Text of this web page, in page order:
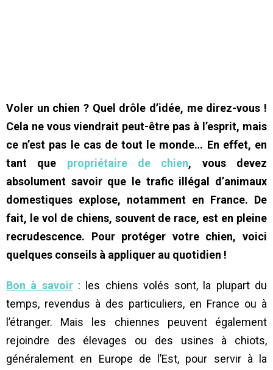
Voler un chien ? Quel drôle d’idée, me direz-vous !
Cela ne vous viendrait peut-être pas à l’esprit, mais
ce n’est pas le cas de tout le monde… En effet, en
tant que propriétaire de chien, vous devez
absolument savoir que le trafic illégal d’animaux
domestiques explose, notamment en France. De
fait, le vol de chiens, souvent de race, est en pleine
recrudescence. Pour protéger votre chien, voici
quelques conseils à appliquer au quotidien !
Bon à savoir: les chiens volés sont, la plupart du
temps, revendus à des particuliers, en France ou à
l’étranger. Mais les chiennes peuvent également
rejoindre des élevages ou des usines à chiots,
généralement en Europe de l’Est, pour servir à la